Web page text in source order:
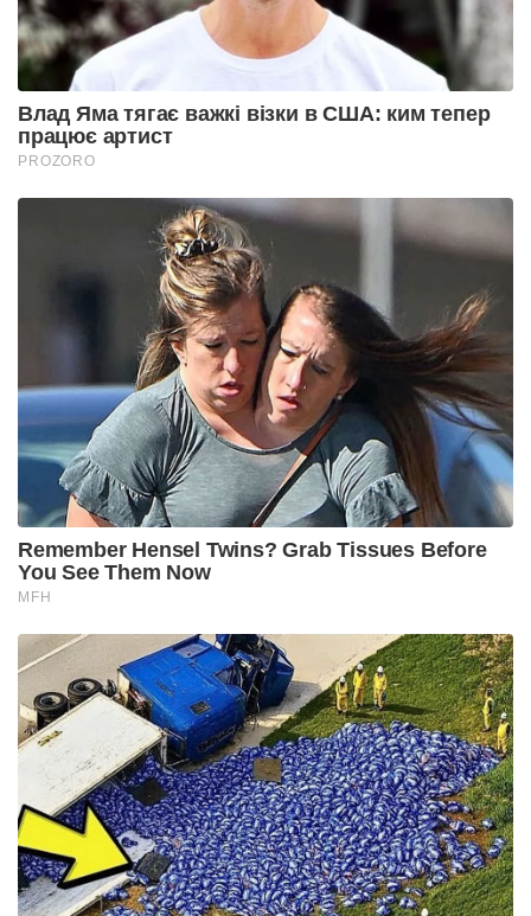
Влад Яма тягає важкі візки в США: ким тепер
працює артист
PROZORO
Remember Hensel Twins? Grab Tissues Before
You See Them Now
MFH